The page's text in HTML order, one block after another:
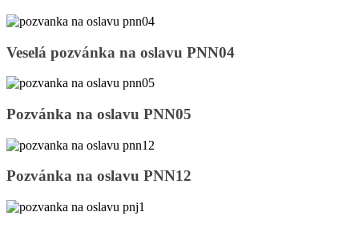
Veselá
pozvánka
na
oslavu
PNN04
Veselá pozvánka na oslavu PNN04
Pozvánka
oslavu
PNN05
Pozvánka na oslavu PNN05
Pozvánka
oslavu
PNN12
Pozvánka na oslavu PNN12